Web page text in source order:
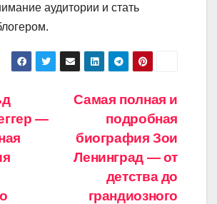
аудитории и стать
Самая полная и
подробная
биография Зои
Ленинград — от
детства до
грандиозного
—